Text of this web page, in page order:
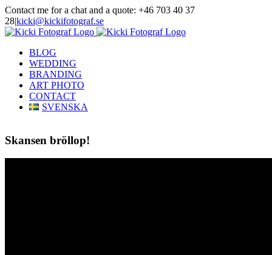
Skip
to
content
Contact me for a chat and a quote: +46 703 40 37
28|kicki@kickifotograf.se
Instagram
Facebook
BLOG
WEDDING
BRANDING
ART PHOTO
CONTACT
SVENSKA
Skansen bröllop!